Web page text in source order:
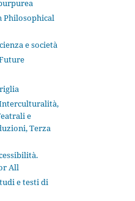
Philosophical
e società
Interculturalità,
e
Terza
All
e testi di